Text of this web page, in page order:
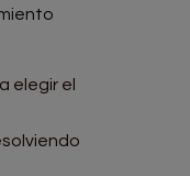
elegir el